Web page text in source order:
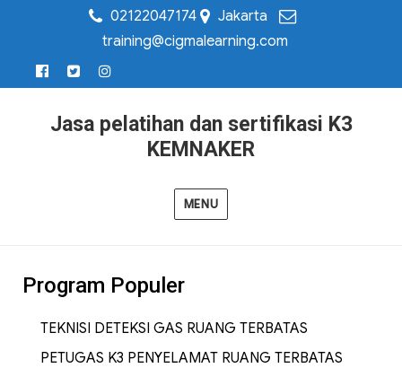
02122047174
Jakarta
training@cigmalearning.com
Jasa pelatihan dan sertifikasi K3
KEMNAKER
MENU
Program Populer
TEKNISI DETEKSI GAS RUANG TERBATAS
PETUGAS K3 PENYELAMAT RUANG TERBATAS